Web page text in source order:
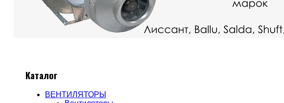
Каталог
ВЕНТИЛЯТОРЫ